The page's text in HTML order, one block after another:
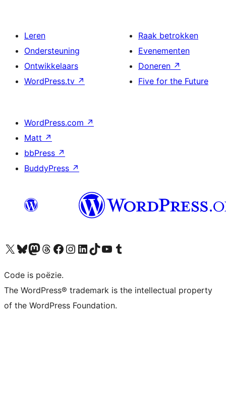
Leren
Ondersteuning
Ontwikkelaars
WordPress.tv ↗
Raak betrokken
Evenementen
Doneren ↗
Five for the Future
WordPress.com ↗
Matt ↗
bbPress ↗
BuddyPress ↗
Bezoek ons X (voorheen Twitter) account
Bezoek ons Bluesky account
Bezoek ons Mastodon account
Bezoek ons Threads account
Onze Facebook pagina bezoeken
Bezoek ons Instagram account
Bezoek ons LinkedIn account
Bezoek ons TikTok account
Bezoek ons YouTube kanaalBezoek ons Tumblr account
Code is poëzie.
The WordPress® trademark is the intellectual property
of the WordPress Foundation.